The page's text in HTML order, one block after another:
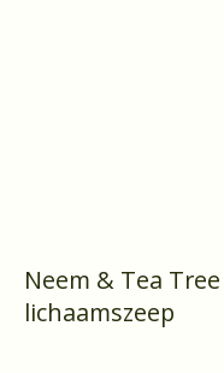
Neem & Tea
lichaamszeep